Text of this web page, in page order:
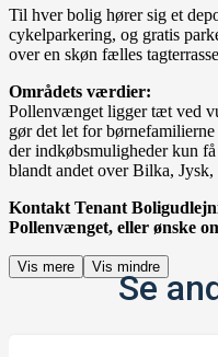
Til hver bolig hører sig et
cykelparkering, og gratis
over en skøn fælles
Områdets værdier:
Pollenvænget ligger tæt ved
gør det let for
der indkøbsmuligheder kun
blandt andet over Bilka, Jysk,
Kontakt Tenant
Pollenvænget, eller ønske
Vis mere Vis mindre
Se